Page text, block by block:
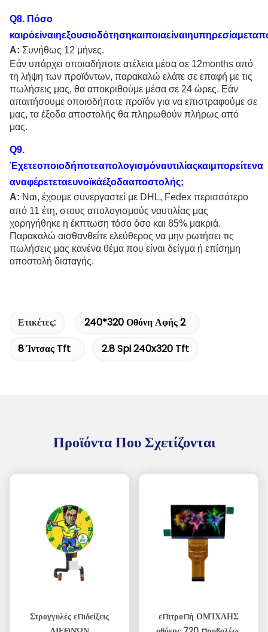
Q8. Πόσο
Α: Συνήθως 12 μήνες.
Εάν υπάρχει οποιαδήποτε ατέλεια μέσα σε 12months από
τη λήψη των προϊόντων, παρακαλώ ελάτε σε επαφή με τις
πωλήσεις μας, θα αποκριθούμε μέσα σε 24 ώρες. Εάν
απαιτήσουμε οποιοδήποτε προϊόν για να επιστραφούμε σε
μας, τα έξοδα αποστολής θα πληρωθούν πλήρως από
μας.
Q9.
Έχετεοποιοδήποτεαπολογισμόναυτιλίαςκαιμπορείτενα
αναφέρετεταευνοϊκάέξοδααποστολής;
Α: Ναι, έχουμε συνεργαστεί με DHL, Fedex περισσότερο
από 11 έτη, στους απολογισμούς ναυτιλίας μας
χορηγήθηκε η έκπτωση τόσο όσο και 85% μακριά.
Παρακαλώ αισθανθείτε ελεύθερος να μην ρωτήσει τις
πωλήσεις μας κανένα θέμα που είναι δείγμα ή επίσημη
αποστολή διαταγής.
Ετικέτες:
240*320 Οθόνη Αφής 2
8 Ίντσας Tft
2.8 Spi 240x320 Tft
Προϊόντα Που Σχετίζονται
Στρογγυλές επιδείξεις
επιτροπή ΟΜΊΧΛΗΣ